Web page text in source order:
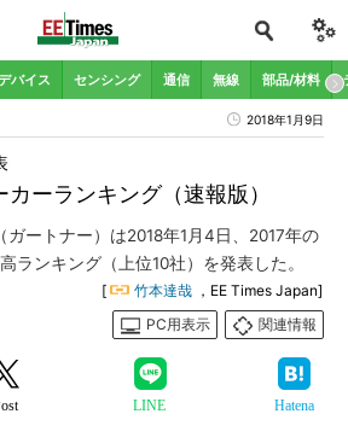
バイス センシング 通信 無線 部品/材料
2018年1月9日
ーランキング（速報版）
ートナー）は2018年1月4日、2017年の
ランキング（上位10社）を発表した。
[ 竹本達哉 ，EE Times Japan]
PC用表示
関連情報
LINE Hatena